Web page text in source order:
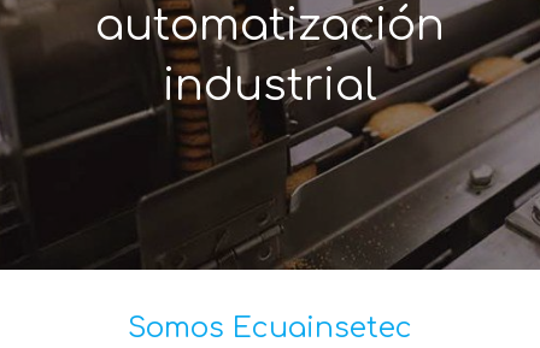
automatización
industrial
Somos Ecuainsetec